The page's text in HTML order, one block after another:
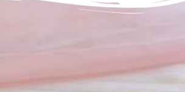
e l' armonia che è palese nei tuoi